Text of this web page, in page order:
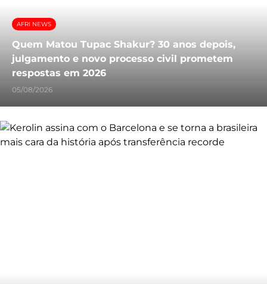
AFRI NEWS
Quem Matou Tupac Shakur? 30 anos depois,
julgamento e novo processo civil prometem
respostas em 2026
05/08/2026